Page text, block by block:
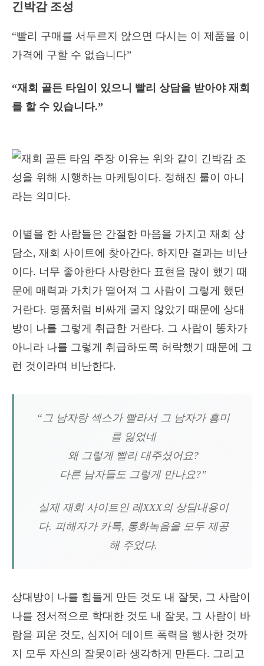
긴박감 조성
“빨리 구매를 서두르지 않으면 다시는 이 제품을 이
가격에 구할 수 없습니다”
“재회 골든 타임이 있으니 빨리 상담을 받아야 재회
를 할 수 있습니다.”
이별을 한 사람들은 간절한 마음을 가지고 재회 상
담소, 재회 사이트에 찾아간다. 하지만 결과는 비난
이다. 너무 좋아한다 사랑한다 표현을 많이 했기 때
문에 매력과 가치가 떨어져 그 사람이 그렇게 했던
거란다. 명품처럼 비싸게 굴지 않았기 때문에 상대
방이 나를 그렇게 취급한 거란다. 그 사람이 똥차가
아니라 나를 그렇게 취급하도록 허락했기 때문에 그
런 것이라며 비난한다.
“그 남자랑 섹스가 빨라서 그 남자가 흥미
를 잃었네
왜 그렇게 빨리 대주셨어요?
다른 남자들도 그렇게 만나요?”
실제 재회 사이트인 레XXX의 상담내용이
다. 피해자가 카톡, 통화녹음을 모두 제공
해 주었다.
상대방이 나를 힘들게 만든 것도 내 잘못, 그 사람이
나를 정서적으로 학대한 것도 내 잘못, 그 사람이 바
람을 피운 것도, 심지어 데이트 폭력을 행사한 것까
지 모두 자신의 잘못이라 생각하게 만든다. 그리고